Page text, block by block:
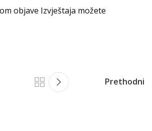
objave Izvještaja možete
Prethodni